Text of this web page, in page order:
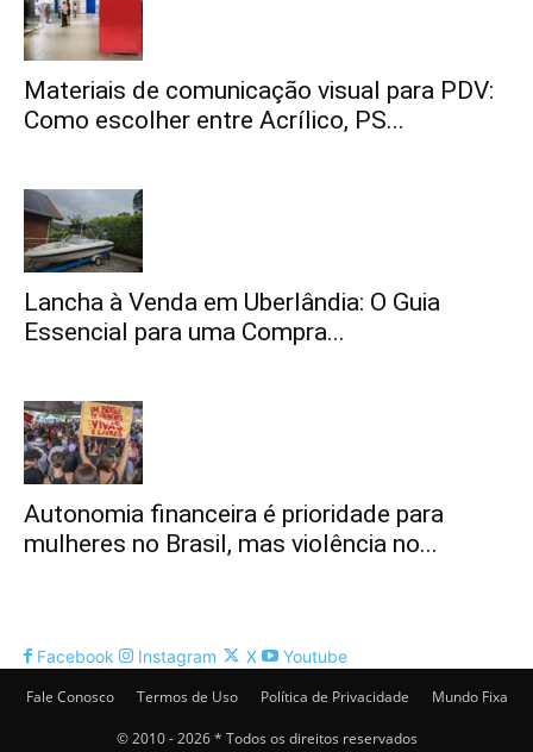
Materiais de comunicação visual para PDV:
Como escolher entre Acrílico, PS...
Lancha à Venda em Uberlândia: O Guia
Essencial para uma Compra...
Autonomia financeira é prioridade para
mulheres no Brasil, mas violência no...
Facebook Instagram X
Youtube
Fale Conosco
Termos de Uso Política de Privacidade Mundo Fixa
© 2010 - 2026 * Todos os direitos reservados